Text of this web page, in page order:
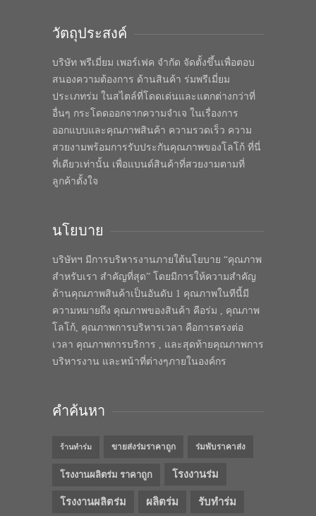
วัตถุประสงค์
บริษัท พรีเมี่ยม เพอร์เฟค จำกัด จัดตั้งขึ้นเพื่อตอบ
สนองความต้องการ ด้านสินค้า ร่มพรีเมี่ยม
ประเภทร่ม ในสไตล์ที่โดดเด่นและแตกต่างกว่าที่
อื่นๆ กระโดดออกจากความจำเจ ในเรื่องการ
ออกแบบและคุณภาพสินค้า ความรวดเร็ว ความ
สวยงามพร้อมการรับประกันคุณภาพของโลโก้ ที่นี่
ที่เดียวเท่านั้น เพื่อแบนด์สินค้าที่สวยงามตามที่
ลูกค้าตั้งใจ
นโยบาย
บริษัทฯ มีการบริหารงานภายใต้นโยบาย “คุณภาพ
สำหรับเรา สำคัญที่สุด” โดยมีการให้ความสำคัญ
ด้านคุณภาพสินค้าเป็นอันดับ 1 คุณภาพในทีนี้มี
ความหมายถึง คุณภาพของสินค้า คือร่ม , คุณภาพ
โลโก้, คุณภาพการบริหารเวลา คือการตรงต่อ
เวลา คุณภาพการบริการ , และสุดท้ายคุณภาพการ
บริหารงาน และหน้าที่ต่างๆภายในองค์กร
คำค้นหา
ร้านทำร่ม ขายส่งร่มราคาถูก ร่มพับราคาส่ง
โรงงานผลิตร่ม ราคาถูก โรงงานร่ม
โรงงานผลิตร่ม ผลิตร่ม รับทำร่ม